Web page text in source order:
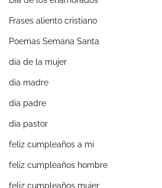
Frases aliento cristiano
Poemas Semana Santa
dia de la mujer
dia madre
dia padre
dia pastor
feliz cumpleaños a mi
feliz cumpleaños hombre
feliz cumpleaños mujer